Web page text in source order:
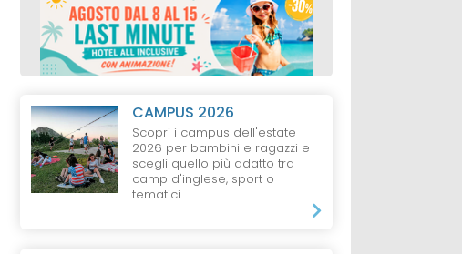
CAMPUS 2026
Scopri i campus dell'estate
2026 per bambini e ragazzi e
scegli quello più adatto tra
camp d'inglese, sport o
tematici.